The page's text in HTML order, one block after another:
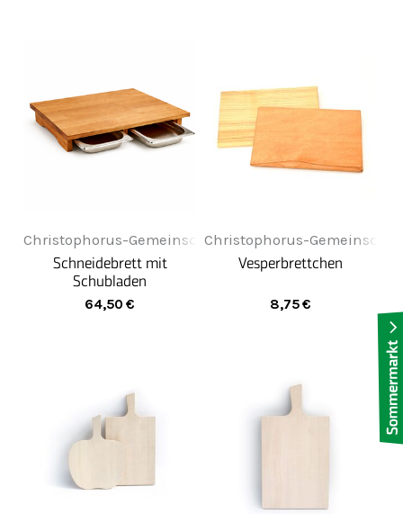
Christophorus-Gemeinschaft
Schneidebrett mit
Schubladen
64,50 €
Christophorus-
Vesperbrettchen
8,75€